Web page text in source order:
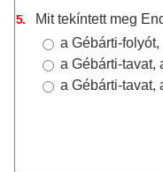
5.
Mit tekíntett meg
a Gébárti-
a Gébárti-tavat,
a Gébárti-tavat,